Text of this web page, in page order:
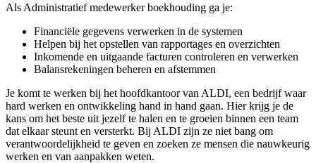
Als Administratief medewerker boekhouding ga je:
Financiële gegevens verwerken in de systemen
Helpen bij het opstellen van rapportages en overzichten
Inkomende en uitgaande facturen controleren en verwerken
Balansrekeningen beheren en afstemmen
Je komt te werken bij het hoofdkantoor van ALDI, een bedrijf waar
hard werken en ontwikkeling hand in hand gaan. Hier krijg je de
kans om het beste uit jezelf te halen en te groeien binnen een team
dat elkaar steunt en versterkt. Bij ALDI zijn ze niet bang om
verantwoordelijkheid te geven en zoeken ze mensen die nauwkeurig
werken en van aanpakken weten.